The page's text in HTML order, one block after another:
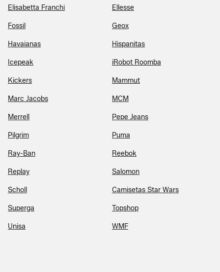
Elisabetta Franchi Ellesse
Fossil Geox
Havaianas Hispanitas
Icepeak iRobot Roomba
Kickers Mammut
Marc Jacobs MCM
Merrell Pepe Jeans
Pilgrim Puma
Ray-Ban Reebok
Replay Salomon
Scholl Camisetas Star Wars
Superga Topshop
Unisa WMF